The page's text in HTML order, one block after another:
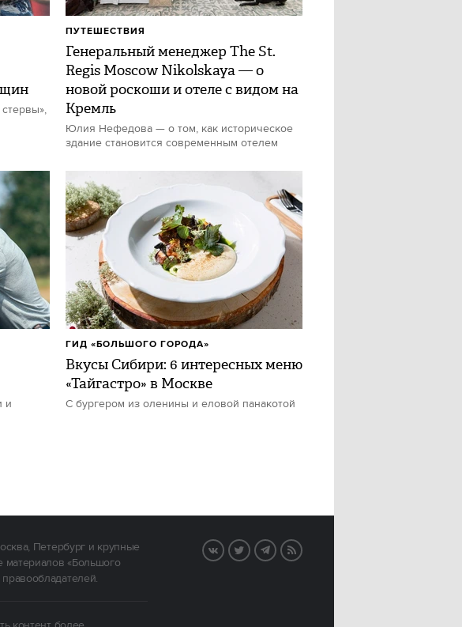
Генеральный менеджер The St.
Regis Moscow Nikolskaya — о
новой роскоши и отеле с видом на
Кремль
Юлия Нефедова — о том, как историческое
здание становится современным отелем
ПУТЕШЕСТВИЯ
и
Вкусы Сибири: 6 интересных меню
«Тайгастро» в Москве
С бургером из оленины и еловой панакотой
ГИД «БОЛЬШОГО ГОРОДА»
Петербург и крупные
материалов «Большого
VK TwitterTelegram
RSS